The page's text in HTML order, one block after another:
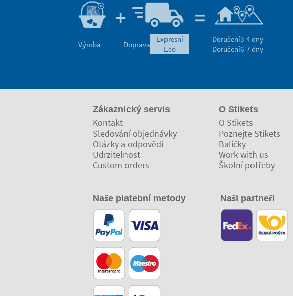
Výroba Doprava
expresní
eco
Doručení3-4 dny
Doručení6-7 dny
Zákaznický servis
Kontakt
Sledování objednávky
Otázky a odpovědi
Udrzitelnost
Custom orders
O Stikets
O Stikets
Poznejte Stikets
Balíčky
Work with us
Školní potřeby
Naše platební metody Naši partneři